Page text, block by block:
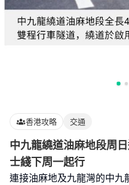
香港攻略 交通
中九龍繞道油麻地段周
士綫下周一起行
連接油麻地及九龍灣的中九